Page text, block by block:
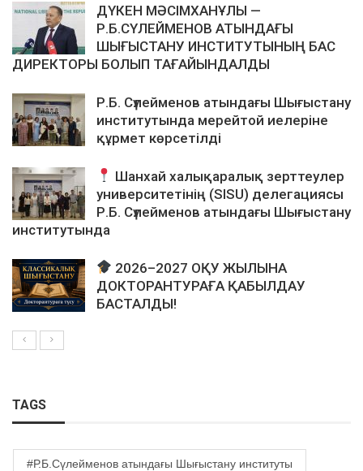
ДҮКЕН МӘСІМХАНҰЛЫ —
Р.Б.СҮЛЕЙМЕНОВ АТЫНДАҒЫ
ШЫҒЫСТАНУ ИНСТИТУТЫНЫҢ БАС
ДИРЕКТОРЫ БОЛЫП ТАҒАЙЫНДАЛДЫ
Р.Б. Сүлейменов атындағы Шығыстану
институтында мерейтой иелеріне
құрмет көрсетілді
Шанхай халықаралық зерттеулер
университетінің (SISU) делегациясы
Р.Б. Сүлейменов атындағы Шығыстану
институтында
2026–2027 ОҚУ ЖЫЛЫНА
ДОКТОРАНТУРАҒА ҚАБЫЛДАУ
БАСТАЛДЫ!
TAGS
#Р.Б.Сүлейменов атындағы Шығыстану институты